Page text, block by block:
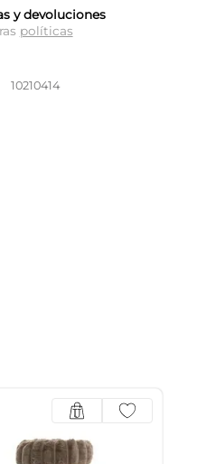
y devoluciones
políticas
10210414